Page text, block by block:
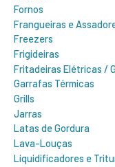
Fornos
Frangueiras e
Freezers
Frigideiras
Fritadeiras Elétricas /
Garrafas Térmicas
Grills
Jarras
Latas de Gordura
Lava-Louças
Liquidificadores e